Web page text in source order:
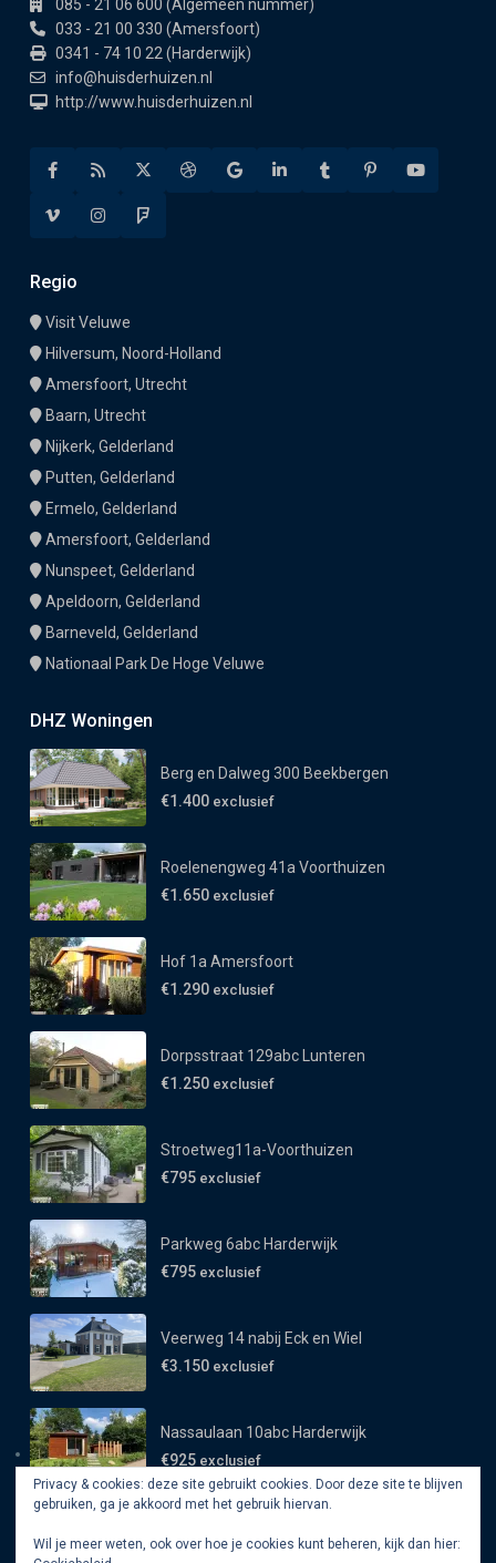
085 - 21 06 600 (Algemeen nummer)
033 - 21 00 330 (Amersfoort)
0341 - 74 10 22 (Harderwijk)
info@huisderhuizen.nl
http://www.huisderhuizen.nl
Regio
Visit Veluwe
Hilversum, Noord-Holland
Amersfoort, Utrecht
Baarn, Utrecht
Nijkerk, Gelderland
Putten, Gelderland
Ermelo, Gelderland
Amersfoort, Gelderland
Nunspeet, Gelderland
Apeldoorn, Gelderland
Barneveld, Gelderland
Nationaal Park De Hoge Veluwe
DHZ Woningen
Berg en Dalweg 300 Beekbergen
€1.400 exclusief
Roelenengweg 41a Voorthuizen
€1.650 exclusief
Hof 1a Amersfoort
€1.290 exclusief
Dorpsstraat 129abc Lunteren
€1.250 exclusief
Stroetweg11a-Voorthuizen
€795 exclusief
Parkweg 6abc Harderwijk
€795 exclusief
Veerweg 14 nabij Eck en Wiel
€3.150 exclusief
Nassaulaan 10abc Harderwijk
€925 exclusief
Privacy & cookies: deze site gebruikt cookies. Door deze site te blijven
gebruiken, ga je akkoord met het gebruik hiervan.
Wil je meer weten, ook over hoe je cookies kunt beheren, kijk dan hier: